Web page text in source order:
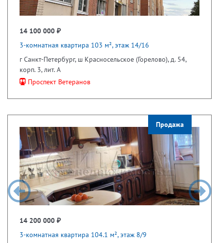
14 100 000 ₽
3-комнатная квартира 103 м², этаж 14/16
г Санкт-Петербург, ш Красносельское (Горелово), д. 54,
корп. 3, лит. А
Проспект Ветеранов
Продажа
14 200 000 ₽
3-комнатная квартира 104.1 м², этаж 8/9